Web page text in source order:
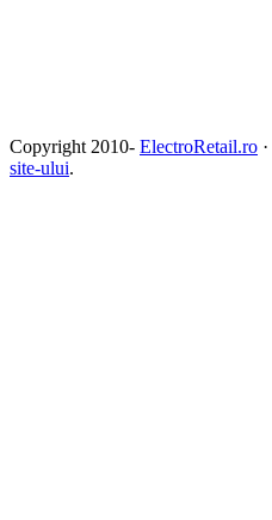
Copyright 2010- ElectroRetail.ro ·
site-ului.